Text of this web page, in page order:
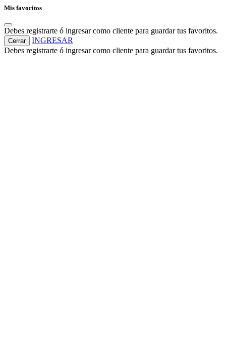
Mis favoritos
Debes registrarte ó ingresar como cliente para guardar tus favoritos.
Cerrar
INGRESAR
Debes registrarte ó ingresar como cliente para guardar tus favoritos.